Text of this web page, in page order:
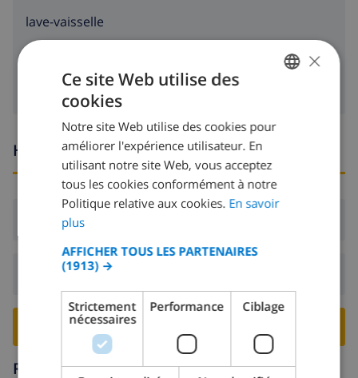
lave-vaisselle
Heures d'arrivée et de départ
RESERVER CETTE VILLA ›
Région
DUTCH
SPANISH
GERMAN
DANISH
×
Ce site Web utilise des
cookies
Notre site Web utilise des cookies pour
améliorer l'expérience utilisateur. En
utilisant notre site Web, vous acceptez
tous les cookies conformément à notre
Politique relative aux cookies. En savoir
plus
AFFICHER TOUS LES PARTENAIRES
(1913) →
Strictement
nécessaires
Performance Ciblage